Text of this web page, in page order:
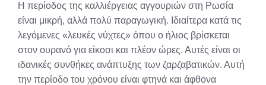
Η περίοδος της καλλιέργειας αγγουριών στη Ρωσία
είναι μικρή, αλλά πολύ παραγωγική. Ιδιαίτερα κατά τις
λεγόμενες «λευκές νύχτες» όπου ο ήλιος βρίσκεται
στον ουρανό για είκοσι και πλέον ώρες. Αυτές είναι οι
ιδανικές συνθήκες ανάπτυξης των ζαρζαβατικών. Αυτή
την περίοδο του χρόνου είναι φτηνά και άφθονα